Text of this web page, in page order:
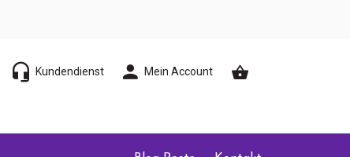
Kundendienst Mein Account